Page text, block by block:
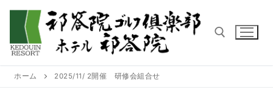
検索:
ホーム 2025/11/ 2開催 研修会組合せ